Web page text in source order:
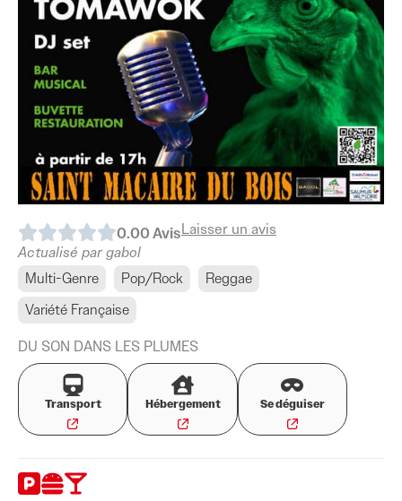
0.00AvisLaisser un avis
Actualisé par gabol
Multi-Genre
Pop/Rock
Reggae
Variété Française
DU SON DANS LES PLUMES
Transport Hébergement Se déguiser